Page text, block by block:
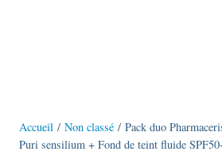
Accueil / Non classé / Pack duo
Puri sensilium + Fond de teint fluide